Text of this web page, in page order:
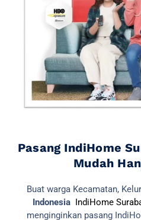
Pasang IndiHome
Mudah
Buat warga Kecamatan,
Indonesia IndiHome
menginginkan pasang